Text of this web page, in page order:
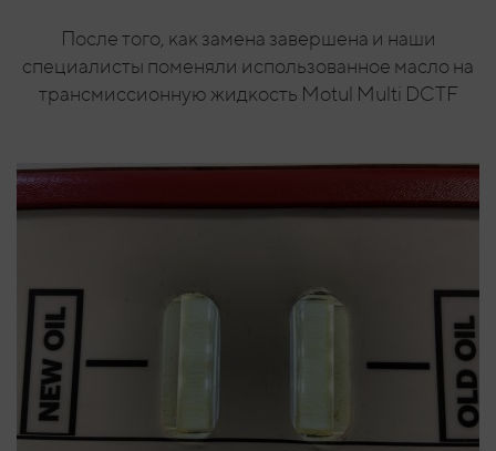
После того, как замена завершена и наши
специалисты поменяли использованное масло на
трансмиссионную жидкость Motul Multi DCTF